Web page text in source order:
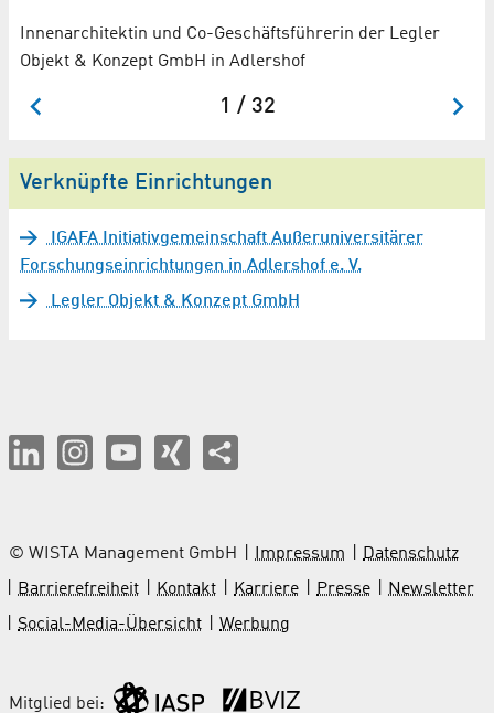
Innenarchitektin und Co-Geschäftsführerin der Legler
Objekt & Konzept GmbH in Adlershof
1 / 32
Verknüpfte Einrichtungen
IGAFA Initiativgemeinschaft Außeruniversitärer
Forschungseinrichtungen in Adlershof e. V.
Legler Objekt & Konzept GmbH
© WISTA Management GmbH Impressum
Datenschutz
Barrierefreiheit
Kontakt Karriere Presse
Newsletter
Social-Media-Übersicht
Werbung
Mitglied bei: